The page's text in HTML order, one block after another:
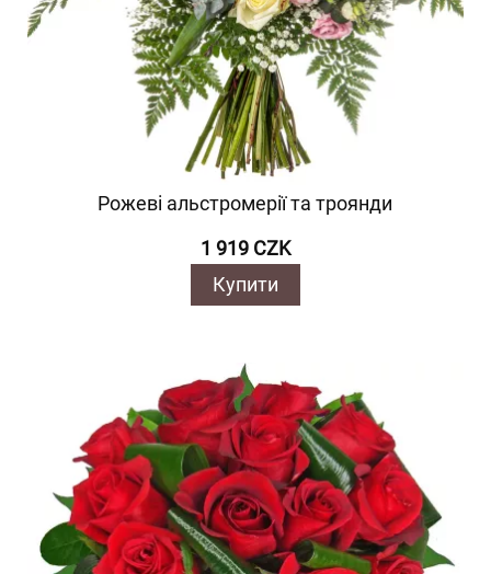
Рожеві альстромерії та троянди
1 919 CZK
Купити